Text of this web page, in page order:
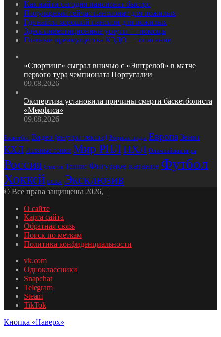
Как найти сегодня пансионат быстро
Популярный сейчас пансионат для пожилых
Где найти хороший пансион для пожилых
Здесь инвестиционные услуги — помощь
Главные преимущества КЭДО — описание
«Спортинг» сыграл вничью с «Эштрелой» в матче
первого тура чемпионата Португалии
09.08.2026
Экспертиза установила причины смерти баскетболиста
«Мемфиса»
09.08.2026
Баскетбол Видео (внутри текста) Водные виды Европа Зенит
КХЛ Лыжные гонки Мир РПЛНХЛ Олимпийские игры
Россия Спартак Теннис Фигурное катание Футбол
Хоккей ЦСКА Эксклюзив
© Все права защищены 2026, |
О сайте
Карта сайта
Обратная связь
Поиск по меткам
Политика конфиденциальности
vk.com
Одноклассники
Snapchat
Telegram
Steam
TikTok
Кнопка «Наверх»